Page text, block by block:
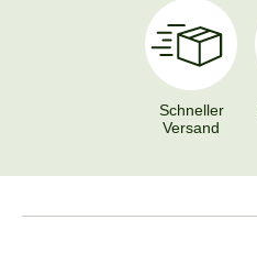
Schneller
Versand